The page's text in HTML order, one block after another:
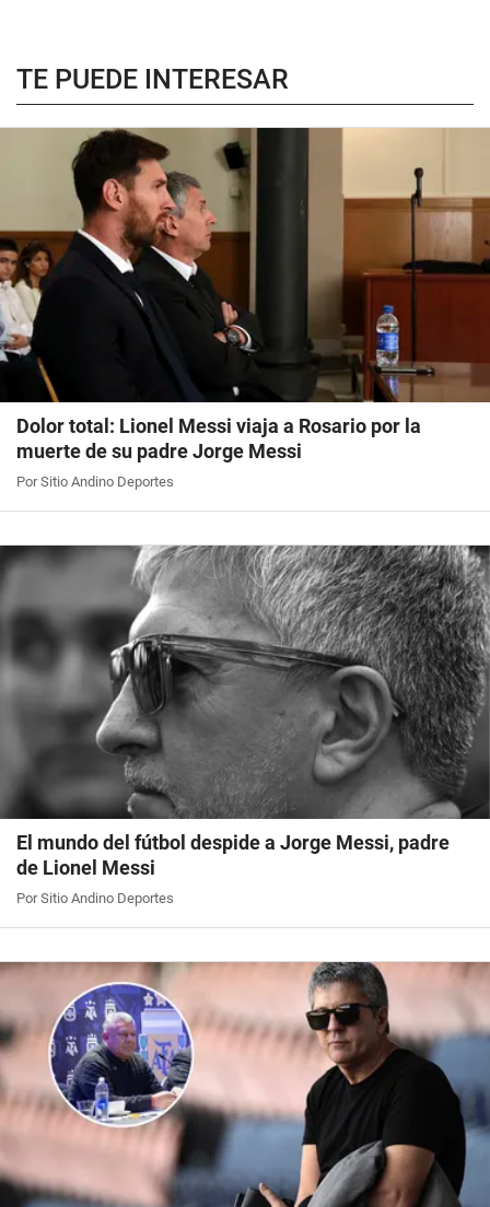
TE PUEDE INTERESAR
Dolor total: Lionel Messi viaja a Rosario por la
muerte de su padre Jorge Messi
Por Sitio Andino Deportes
El mundo del fútbol despide a Jorge Messi, padre
de Lionel Messi
Por Sitio Andino Deportes